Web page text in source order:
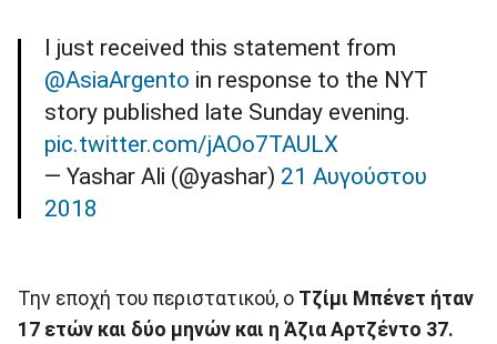
I just received this statement from
@AsiaArgento in response to the NYT
story published late Sunday evening.
pic.twitter.com/jAOo7TAULX
— Yashar Ali (@yashar) 21 Αυγούστου
2018
Την εποχή του περιστατικού, ο Τζίμι Μπένετ ήταν
17 ετών και δύο μηνών και η Άζια Αρτζέντο 37.